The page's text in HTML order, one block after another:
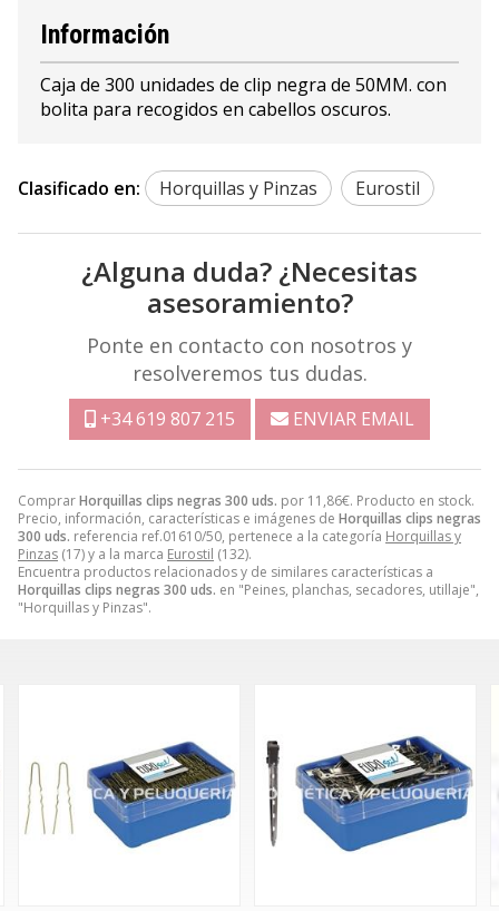
ComprarHorquillas clips negras 300 uds. por 11,86€. Producto en stock.
Precio, información, características e imágenes de Horquillas clips negras
300 uds. referencia ref.01610/50, pertenece a la categoría Horquillas y
Pinzas (17) y a la marca Eurostil (132).
Encuentra productos relacionados y de similares características a
Horquillas clips negras 300 uds. en "Peines, planchas, secadores, utillaje",
"Horquillas y Pinzas".
Información
Caja de 300 unidades de clip negra de 50MM. con
bolita para recogidos en cabellos oscuros.
Clasificado en: Horquillas y Pinzas Eurostil
¿Alguna duda? ¿Necesitas
asesoramiento?
Ponte en contacto con nosotros y
resolveremos tus dudas.
+34 619 807 215 ENVIAR EMAIL